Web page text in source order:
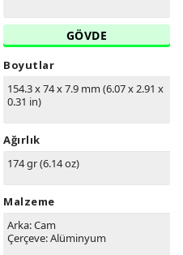
GÖVDE
Boyutlar
154.3 x 74 x 7.9 mm (6.07 x 2.91 x
0.31 in)
Ağırlık
174 gr (6.14 oz)
Malzeme
Arka: Cam
Çerçeve: Alüminyum